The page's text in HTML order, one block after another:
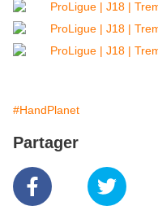
#HandPlanet
Partager